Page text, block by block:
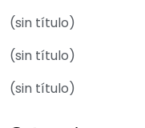
(sin título)
(sin título)
(sin título)